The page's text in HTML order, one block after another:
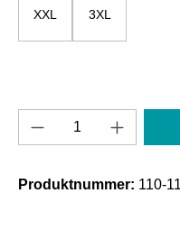
XXL 3XL
Produkt Anzahl:
Produktnummer: 110-